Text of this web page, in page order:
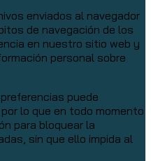
enviados al navegador
de navegación de los
en nuestro sitio web y
personal sobre
puede
lo que en todo momento
para bloquear la
sin que ello impida al